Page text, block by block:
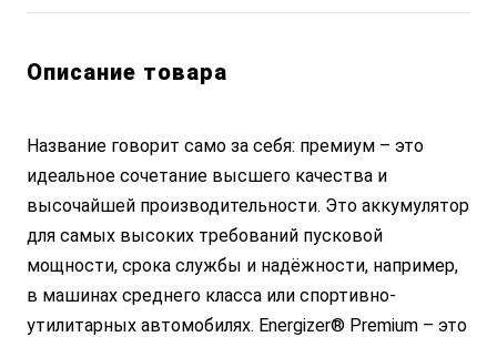
Описание товара
Название говорит само за себя: премиум – это
идеальное сочетание высшего качества и
высочайшей производительности. Это аккумулятор
для самых высоких требований пусковой
мощности, срока службы и надёжности, например,
в машинах среднего класса или спортивно-
утилитарных автомобилях. Energizer® Premium – это